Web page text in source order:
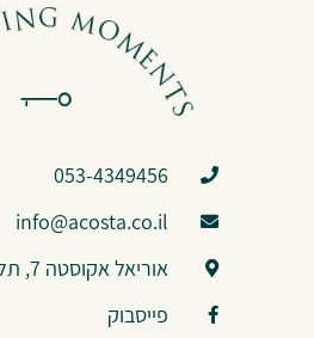
053-4349456
info@acosta.co.il
אוריאל אקוסטה 7, תל אביב
פייסבוק